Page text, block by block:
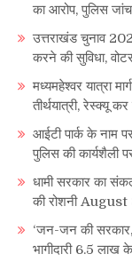
का आरोप, पुलिस
उत्तराखंड चुनाव
करने की सुविधा,
मध्यमहेश्वर यात्रा
तीर्थयात्री, रेस्क्यू
आईटी पार्क के नाम
पुलिस की कार्यशैली
धामी सरकार का
की रोशनी August
‘जन-जन की
भागीदारी 6.5 लाख